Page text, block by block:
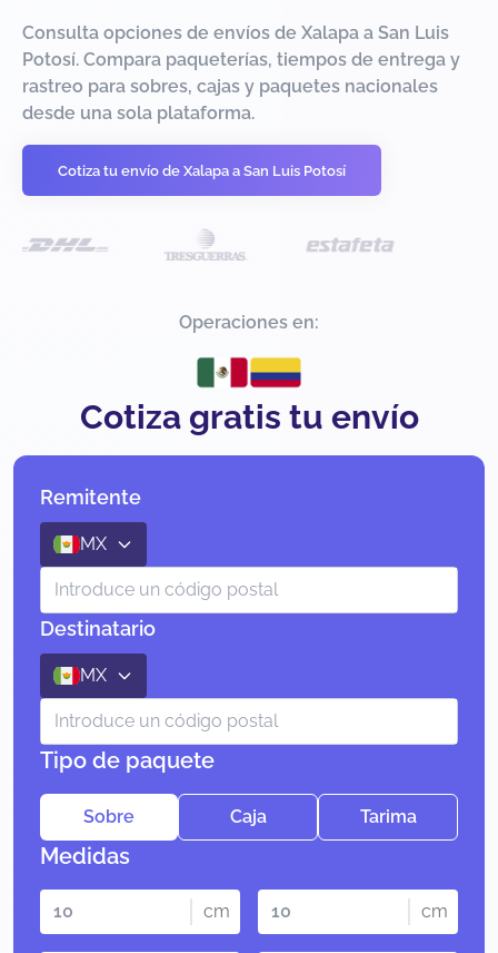
Consulta opciones de envíos de Xalapa a San Luis
Potosí. Compara paqueterías, tiempos de entrega y
rastreo para sobres, cajas y paquetes nacionales
desde una sola plataforma.
Cotiza tu envío de Xalapa a San Luis Potosí
Operaciones en:
Cotiza gratis tu envío
Remitente
MX
Destinatario
MX
Tipo de paquete
Sobre Caja Tarima
Medidas
cm cm